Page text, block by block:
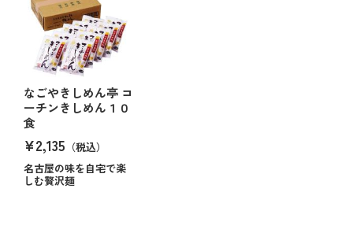
なごやきしめん亭 コ
ーチンきしめん１０
食
¥2,135 （税込）
名古屋の味を自宅で楽
しむ贅沢麺